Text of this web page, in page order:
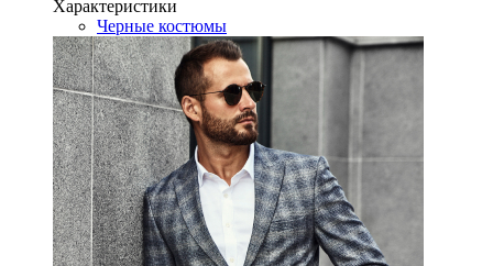
Характеристики
Черные костюмы